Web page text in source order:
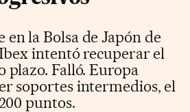
en la Bolsa de Japón de
intentó recuperar el
plazo. Falló. Europa
soportes intermedios, el
puntos.